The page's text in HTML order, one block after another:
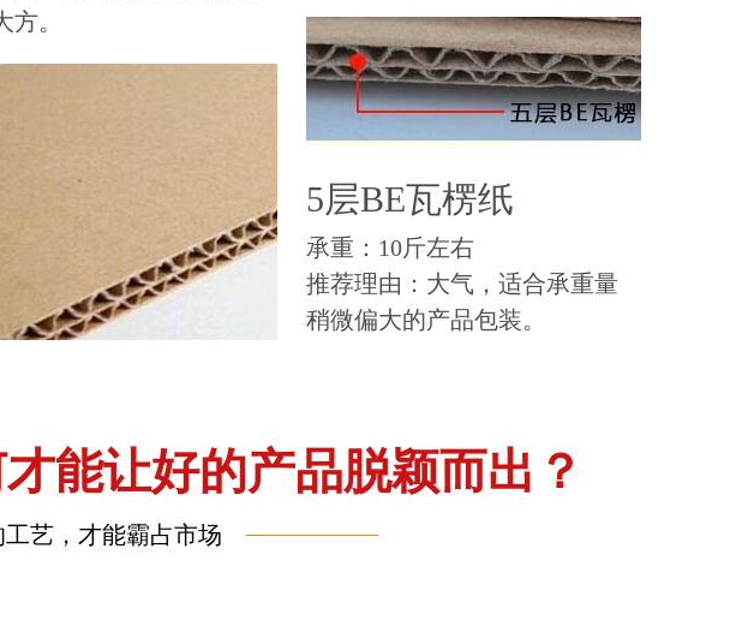
方。
5层BE瓦楞纸
承重：10斤左右
推荐理由：大气，适合承重量
稍微偏大的产品包装。
能让好的产品脱颖而出？
艺，才能霸占市场